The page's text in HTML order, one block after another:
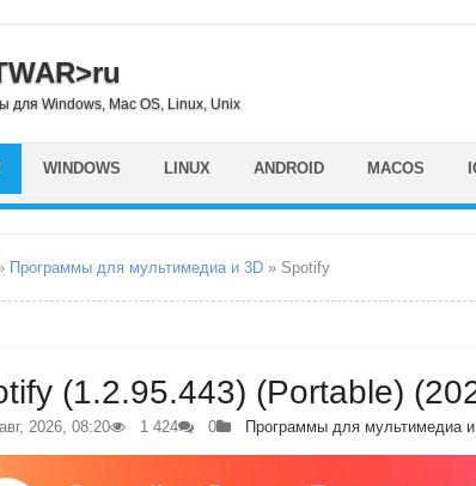
для Windows, Mac OS, Linux, Unix
WINDOWS LINUX ANDROID MACOS
Программы для мультимедиа и 3D » Spotify
(1.2.95.443) (Portable)
2026, 08:20 1 424 0 Программы для мультимедиа